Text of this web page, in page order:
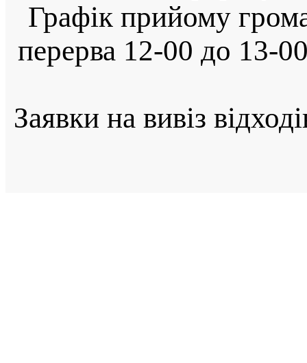
Графік прийому
перерва 12-00 до 13-
Заявки на вивіз